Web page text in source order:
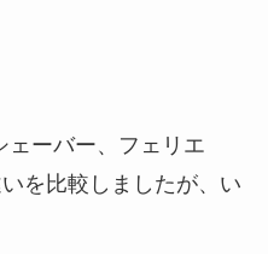
ェーバー、フェリエ
を比較しましたが、い